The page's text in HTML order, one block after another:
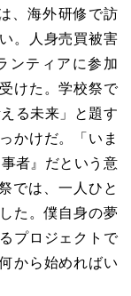
、海外研修で訪
。人身売買被害
ンティアに参加
けた。学校祭で
る未来」と題す
かけだ。「いま
者』だという意
では、一人ひと
た。僕自身の夢
プロジェクトで
から始めればい